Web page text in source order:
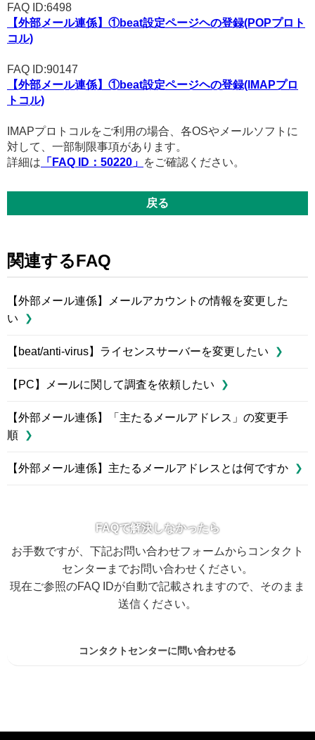
FAQ ID:6498
【外部メール連係】①beat設定ページヘの登録(POPプロト
コル)
FAQ ID:90147
【外部メール連係】①beat設定ページヘの登録(IMAPプロ
トコル)
IMAPプロトコルをご利用の場合、各OSやメールソフトに
対して、一部制限事項があります。
詳細は 「FAQ ID：50220」 をご確認ください。
戻る
関連するFAQ
【外部メール連係】メールアカウントの情報を変更した
い
【beat/anti-virus】ライセンスサーバーを変更したい
【PC】メールに関して調査を依頼したい
【外部メール連係】「主たるメールアドレス」の変更手
順
【外部メール連係】主たるメールアドレスとは何ですか
FAQで解決しなかったら
お手数ですが、下記お問い合わせフォームからコンタクト
センターまでお問い合わせください。
現在ご参照のFAQ IDが自動で記載されますので、そのまま
送信ください。
コンタクトセンターに問い合わせる